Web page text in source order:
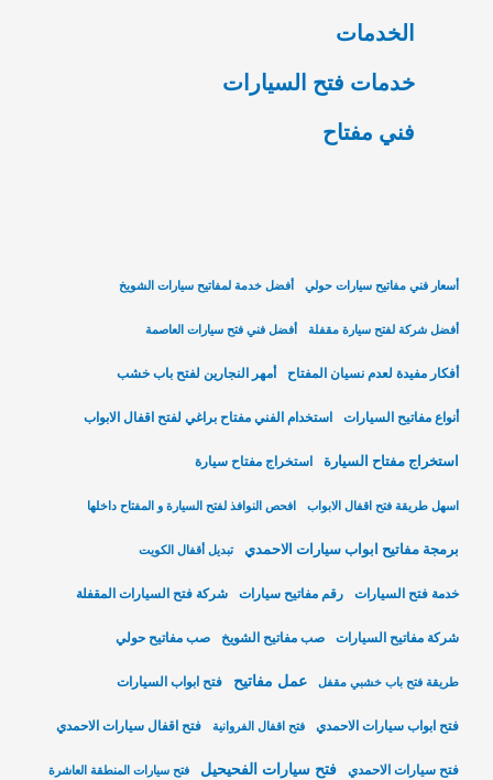
الخدمات
خدمات فتح السيارات
فني مفتاح
أسعار فني مفاتيح سيارات حولي أفضل خدمة لمفاتيح سيارات الشويخ
أفضل شركة لفتح سيارة مقفلة أفضل فني فتح سيارات العاصمة
أفكار مفيدة لعدم نسيان المفتاح أمهر النجارين لفتح باب خشب
أنواع مفاتيح السيارات استخدام الفني مفتاح براغي لفتح اقفال الابواب
استخراج مفتاح السيارة استخراج مفتاح سيارة
اسهل طريقة فتح اقفال الابواب افحص النوافذ لفتح السيارة و المفتاح داخلها
برمجة مفاتيح ابواب سيارات الاحمدي تبديل أقفال الكويت
خدمة فتح السيارات رقم مفاتيح سيارات شركة فتح السيارات المقفلة
شركة مفاتيح السيارات صب مفاتيح الشويخ صب مفاتيح حولي
طريقة فتح باب خشبي مقفل عمل مفاتيح فتح ابواب السيارات
فتح ابواب سيارات الاحمدي فتح اقفال الفروانية فتح اقفال سيارات الاحمدي
فتح سيارات الاحمدي فتح سيارات الفحيحيل فتح سيارات المنطقة العاشرة